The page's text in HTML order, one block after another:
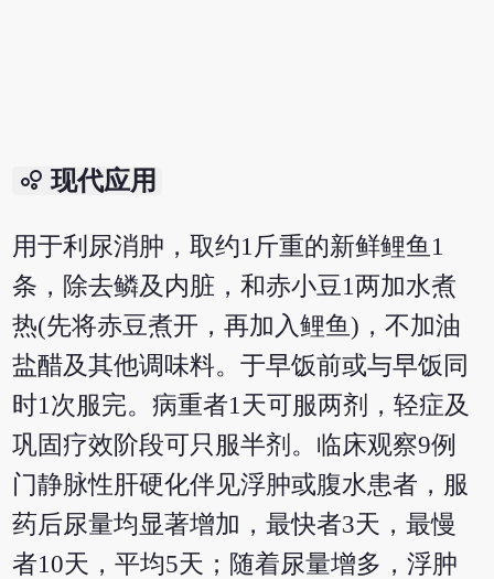
bubble_chart 现代应用
用于利尿消肿，取约1斤重的新鲜鲤鱼1
条，除去鳞及内脏，和赤小豆1两加水煮
热(先将赤豆煮开，再加入鲤鱼)，不加油
盐醋及其他调味料。于早饭前或与早饭同
时1次服完。病重者1天可服两剂，轻症及
巩固疗效阶段可只服半剂。临床观察9例
门静脉性肝硬化伴见浮肿或腹水患者，服
药后尿量均显著增加，最快者3天，最慢
者10天，平均5天；随着尿量增多，浮肿